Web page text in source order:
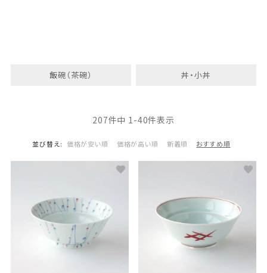
飯碗（茶碗） 丼・小丼
並び替え 価格が安い順 価格が高い順 新着順 おすすめ順
207件中 1-40件表示